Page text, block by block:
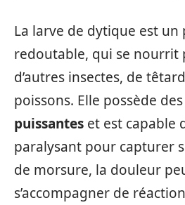
La larve de dytique est
redoutable, qui se nourrit
d’autres insectes, de
poissons. Elle possède des
puissantes et est capable
paralysant pour capturer
de morsure, la douleur
s’accompagner de